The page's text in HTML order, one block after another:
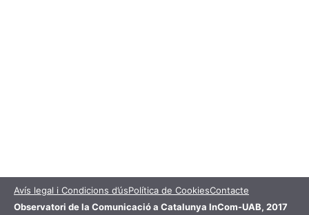
Avís legal i Condicions d’úsPolítica de CookiesContacte
Observatori de la Comunicació a Catalunya InCom-UAB, 2017